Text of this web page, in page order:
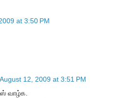
at 3:50 PM
August 12, 2009 at 3:51 PM
வாழ்க.